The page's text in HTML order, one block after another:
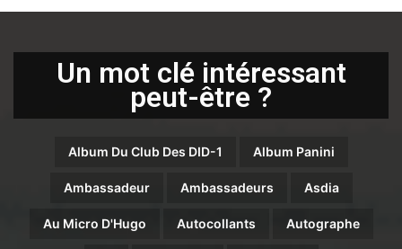
Un mot clé intéressant
peut-être ?
Album Du Club Des DID-1 Album Panini
Ambassadeur Ambassadeurs Asdia
Au Micro D'Hugo Autocollants Autographe